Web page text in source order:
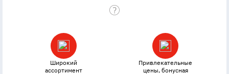
Широкий
ассортимент
Привлекательные
цены, бонусная